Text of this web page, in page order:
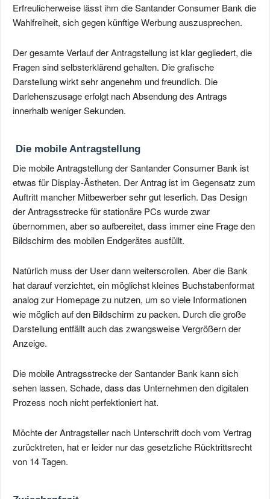
Erfreulicherweise lässt ihm die Santander Consumer Bank die
Wahlfreiheit, sich gegen künftige Werbung auszusprechen.
Der gesamte Verlauf der Antragstellung ist klar gegliedert, die
Fragen sind selbsterklärend gehalten. Die grafische
Darstellung wirkt sehr angenehm und freundlich. Die
Darlehenszusage erfolgt nach Absendung des Antrags
innerhalb weniger Sekunden.
Die mobile Antragstellung
Die mobile Antragstellung der Santander Consumer Bank ist
etwas für Display-Ästheten. Der Antrag ist im Gegensatz zum
Auftritt mancher Mitbewerber sehr gut leserlich. Das Design
der Antragsstrecke für stationäre PCs wurde zwar
übernommen, aber so aufbereitet, dass immer eine Frage den
Bildschirm des mobilen Endgerätes ausfüllt.
Natürlich muss der User dann weiterscrollen. Aber die Bank
hat darauf verzichtet, ein möglichst kleines Buchstabenformat
analog zur Homepage zu nutzen, um so viele Informationen
wie möglich auf den Bildschirm zu packen. Durch die große
Darstellung entfällt auch das zwangsweise Vergrößern der
Anzeige.
Die mobile Antragsstrecke der Santander Bank kann sich
sehen lassen. Schade, dass das Unternehmen den digitalen
Prozess noch nicht perfektioniert hat.
Möchte der Antragsteller nach Unterschrift doch vom Vertrag
zurücktreten, hat er leider nur das gesetzliche Rücktrittsrecht
von 14 Tagen.